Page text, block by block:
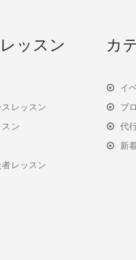
ッスン
レッスン
ン
レッスン
カ
イ
ブ
代
新